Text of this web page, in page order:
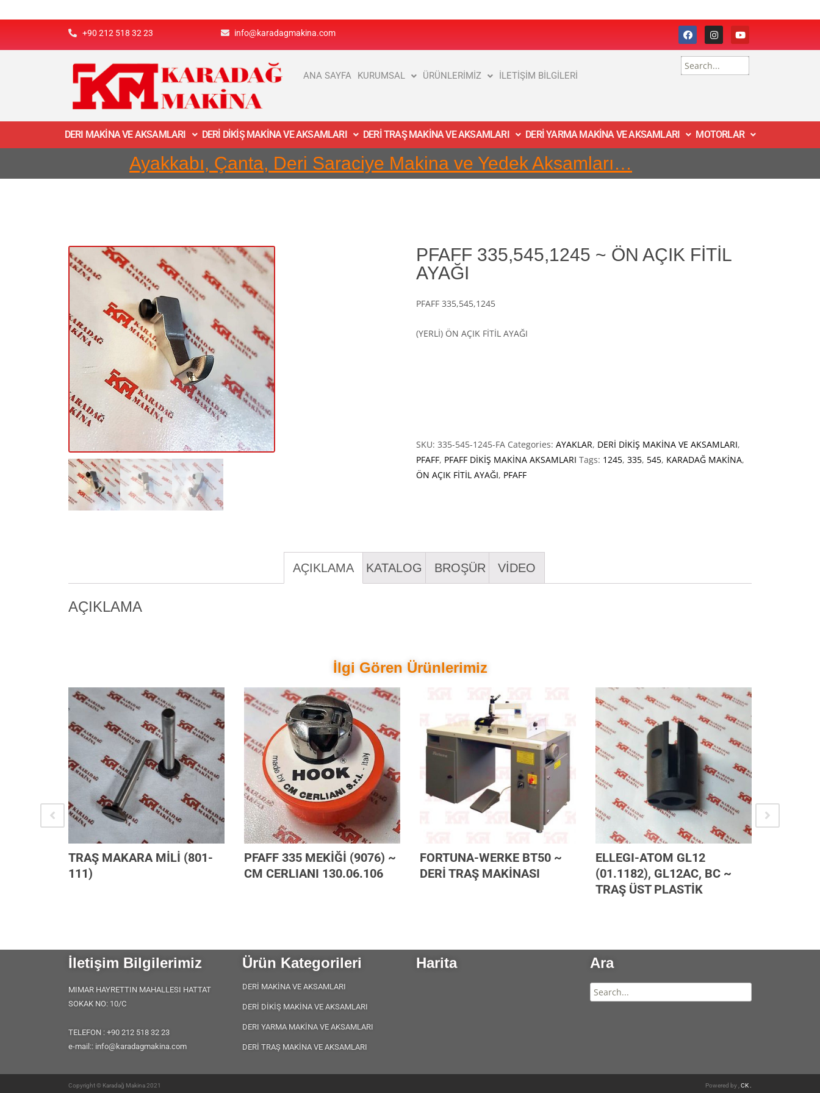
+90 212 518 32 23 info@karadagmakina.com
ANA SAYFA KURUMSAL ÜRÜNLERİMİZ İLETİŞİM BİLGİLERİ
DERI MAKİNA VE AKSAMLARI DERİ DİKİŞ MAKİNA VE AKSAMLARI DERİ TRAŞ MAKİNA VE AKSAMLARI DERİ YARMA MAKİNA VE AKSAMLARI MOTORLAR
Ayakkabı, Çanta, Deri Saraciye Makina ve Yedek Aksamları…
PFAFF 335,545,1245 ~ ÖN AÇIK FİTİL
AYAĞI
PFAFF 335,545,1245
(YERLİ) ÖN AÇIK FİTİL AYAĞI
SKU: 335-545-1245-FA Categories: AYAKLAR, DERİ DİKİŞ MAKİNA VE AKSAMLARI,
PFAFF, PFAFF DİKİŞ MAKİNA AKSAMLARI Tags: 1245, 335, 545, KARADAĞ MAKİNA,
ÖN AÇIK FİTİL AYAĞI, PFAFF
AÇIKLAMA KATALOG BROŞÜR VİDEO
AÇIKLAMA
İlgi Gören Ürünlerimiz
TRAŞ MAKARA MİLİ (801-
111)
PFAFF 335 MEKİĞİ (9076) ~
CM CERLIANI 130.06.106
FORTUNA-WERKE BT50 ~
DERİ TRAŞ MAKİNASI
ELLEGI-ATOM GL12
(01.1182), GL12AC, BC ~
TRAŞ ÜST PLASTİK
İletişim Bilgilerimiz
MIMAR HAYRETTIN MAHALLESI HATTAT
SOKAK NO: 10/C
TELEFON : +90 212 518 32 23
e-mail:: info@karadagmakina.com
Ürün Kategorileri
DERİ MAKİNA VE AKSAMLARI
DERİ DİKİŞ MAKİNA VE AKSAMLARI
DERI YARMA MAKİNA VE AKSAMLARI
DERİ TRAŞ MAKİNA VE AKSAMLARI
Harita Ara
Copyright © Karadağ Makina 2021 Powered by , CK .